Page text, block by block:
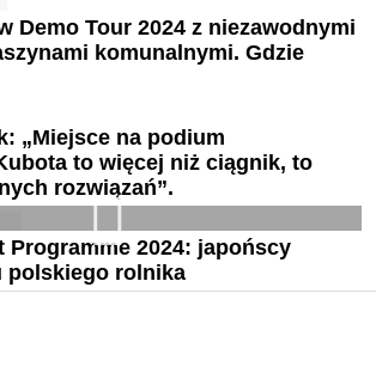
Demo Tour 2024 z niezawodnymi
komunalnymi. Gdzie
„Miejsce na podium
to więcej niż ciągnik, to
rozwiązań”.
Programme 2024: japońscy
polskiego rolnika